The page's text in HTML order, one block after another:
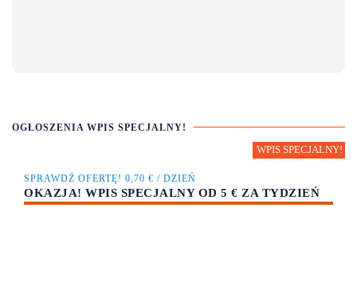
OGŁOSZENIA WPIS SPECJALNY!
SPRAWDŹ OFERTĘ! 0,70 € / DZIEŃ
OKAZJA! WPIS SPECJALNY OD 5 € ZA TYDZIEŃ